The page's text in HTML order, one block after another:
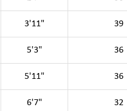
3'11" 39
5'3" 36
5'11" 36
6'7" 32